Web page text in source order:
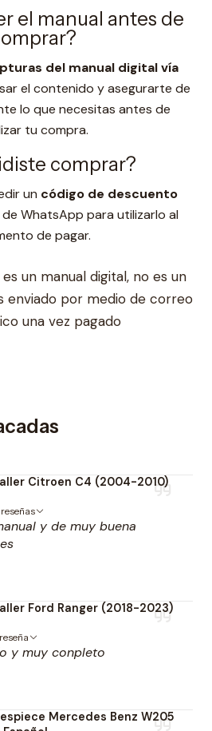
el manual antes de
del manual digital vía
el contenido y asegurarte de
lo que necesitas antes de
tu compra.
comprar?
un código de descuento
WhatsApp para utilizarlo al
de pagar.
un manual digital, no es un
enviado por medio de correo
una vez pagado
Citroen C4 (2004-2010)
2 reseñas
y de muy buena
Ford Ranger (2018-2023)
1 reseña
y muy conpleto
Mercedes Benz W205